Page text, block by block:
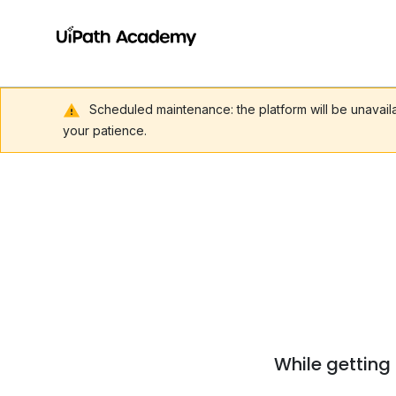
Scheduled maintenance: the platform will be
your patience.
While getting